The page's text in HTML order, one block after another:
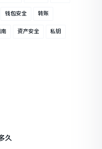
钱包安全 转账
资产安全 私钥
久